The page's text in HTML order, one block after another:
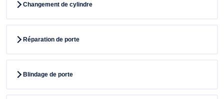
Changement de cylindre
Réparation de porte
Blindage de porte